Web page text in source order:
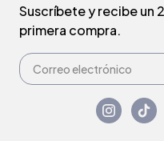
Suscríbete y recibe un
primera compra.